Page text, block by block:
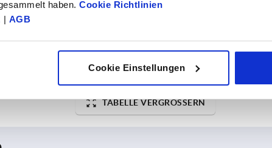
haben. Cookie Richtlinien
| AGB
Cookie Einstellungen
27
TABELLE VERGRÖSSERN